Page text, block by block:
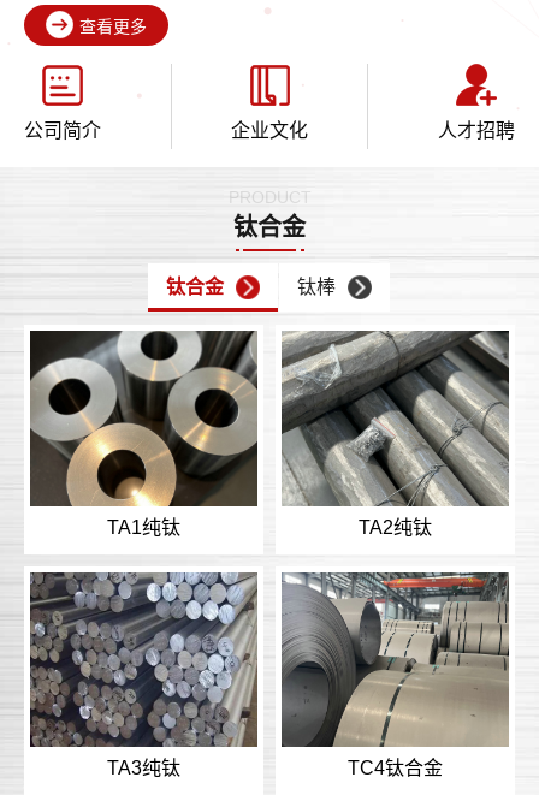
查看更多
公司简介 企业文化 人才招聘
PRODUCT
钛合金
钛合金 钛棒
TA1纯钛 TA2纯钛
TA3纯钛 TC4钛合金